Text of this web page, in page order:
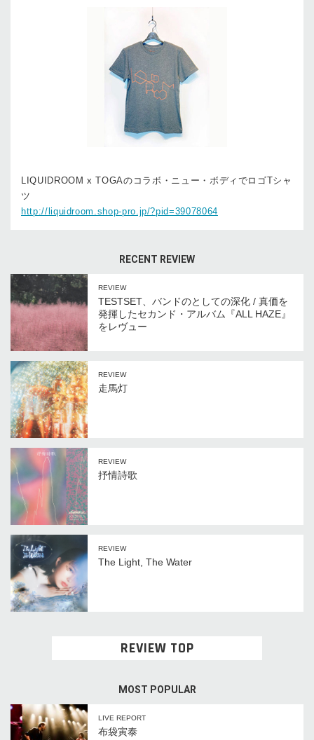
LIQUIDROOM x TOGAのコラボ・ニュー・ボディでロゴTシャ
ツ
http://liquidroom.shop-pro.jp/?pid=39078064
RECENT REVIEW
REVIEW
TESTSET、バンドのとしての深化 / 真価を
発揮したセカンド・アルバム『ALL HAZE』
をレヴュー
REVIEW
走馬灯
REVIEW
抒情詩歌
REVIEW
The Light, The Water
REVIEW TOP
MOST POPULAR
LIVE REPORT
布袋寅泰